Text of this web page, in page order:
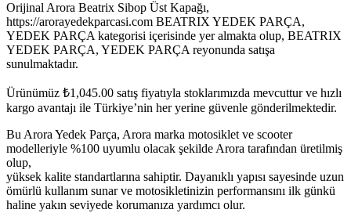
Orijinal Arora Beatrix Sibop Üst Kapağı,
https://arorayedekparcasi.com BEATRIX YEDEK PARÇA,
YEDEK PARÇA kategorisi içerisinde yer almakta olup, BEATRIX
YEDEK PARÇA, YEDEK PARÇA reyonunda satışa
sunulmaktadır.
Ürünümüz ₺1,045.00 satış fiyatıyla stoklarımızda mevcuttur ve hızlı
kargo avantajı ile Türkiye’nin her yerine güvenle gönderilmektedir.
Bu Arora Yedek Parça, Arora marka motosiklet ve scooter
modelleriyle %100 uyumlu olacak şekilde Arora tarafından üretilmiş
olup,
yüksek kalite standartlarına sahiptir. Dayanıklı yapısı sayesinde uzun
ömürlü kullanım sunar ve motosikletinizin performansını ilk günkü
haline yakın seviyede korumanıza yardımcı olur.